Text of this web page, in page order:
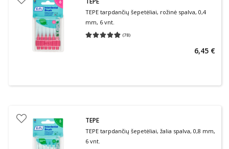
TEPE tarpdančių šepetėliai, rožinė spalva, 0,4
mm, 6 vnt.
(78)
Vidutinis įvertinimas 4.86
6,45 €
TEPE
TEPE tarpdančių šepetėliai, žalia spalva, 0,8 mm,
6 vnt.